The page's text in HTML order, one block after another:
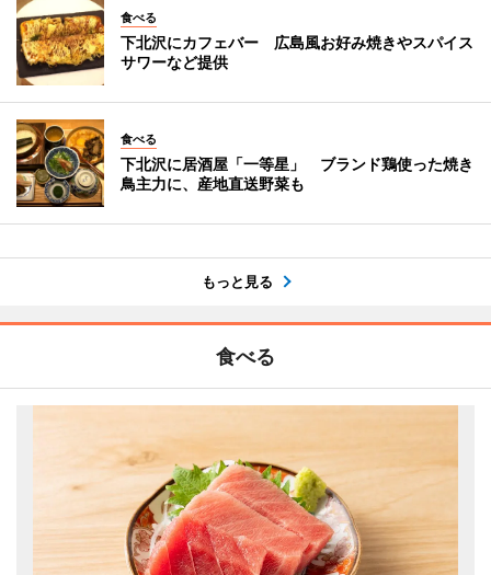
食べる
下北沢にカフェバー 広島風お好み焼きやスパイス
サワーなど提供
食べる
下北沢に居酒屋「一等星」 ブランド鶏使った焼き
鳥主力に、産地直送野菜も
もっと見る
食べる